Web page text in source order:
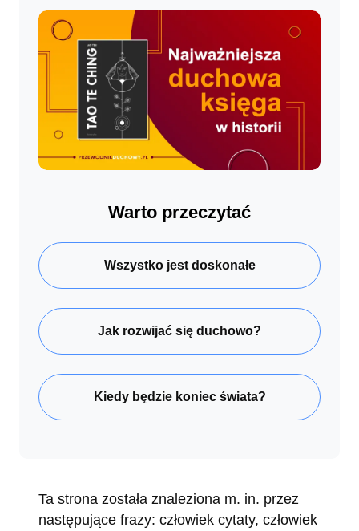
Warto przeczytać
Wszystko jest doskonałe
Jak rozwijać się duchowo?
Kiedy będzie koniec świata?
Ta strona została znaleziona m. in. przez
następujące frazy: człowiek cytaty, człowiek